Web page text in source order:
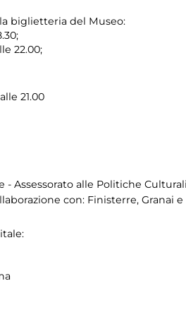
biglietteria del Museo:
22.00;
21.00
- Assessorato alle Politiche
con: Finisterre, Granai e